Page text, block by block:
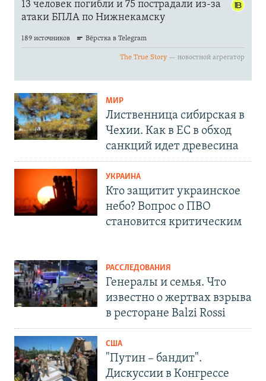
МИР
Лиственница сибирская в
Чехии. Как в ЕС в обход
санкций идет древесина
УКРАИНА
Кто защитит украинское
небо? Вопрос о ПВО
становится критическим
РАССЛЕДОВАНИЯ
Генералы и семья. Что
известно о жертвах взрыва
в ресторане Balzi Rossi
США
"Путин – бандит".
Дискуссии в Конгрессе